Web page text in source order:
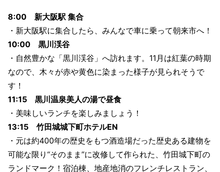
8:00 新大阪駅 集合
・新大阪駅に集合したら、みんなで車に乗って朝来市へ！
10:00 黒川渓谷
・自然豊かな「黒川渓谷」へ訪れます。11月は紅葉の時期
なので、木々が赤や黄色に染まった様子が見られそうで
す！
11:15 黒川温泉美人の湯で昼食
・美味しいランチを楽しみましょう！
13:15 竹田城城下町ホテルEN
・元は約400年の歴史をもつ酒造場だった歴史ある建物を
可能な限り“そのまま”に改修して作られた、竹田城下町の
ランドマーク！宿泊棟、地産地消のフレンチレストラン、